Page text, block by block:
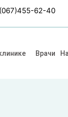
62-40
Врачи